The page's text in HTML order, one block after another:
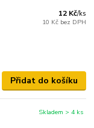
12 Kč/ks
10 Kč bez DPH
Přidat do košíku
Skladem > 4 ks